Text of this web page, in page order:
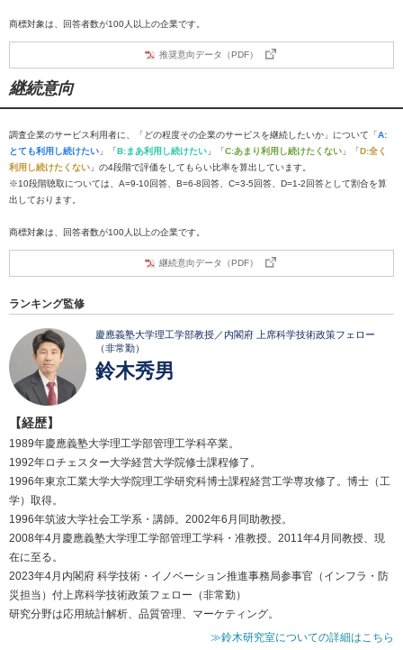
商標対象は、回答者数が100人以上の企業です。
推奨意向データ（PDF）
継続意向
調査企業のサービス利用者に、「どの程度その企業のサービスを継続したいか」について「A:
とても利用し続けたい 」「B:まあ利用し続けたい 」「C:あまり利用し続けたくない 」「D:全く
利用し続けたくない 」の4段階で評価をしてもらい比率を算出しています。
※10段階聴取については、A=9-10回答、B=6-8回答、C=3-5回答、D=1-2回答として割合を算
出しております。
商標対象は、回答者数が100人以上の企業です。
継続意向データ（PDF）
ランキング監修
慶應義塾大学理工学部教授／内閣府 上席科学技術政策フェロー
（非常勤）
鈴木秀男
【経歴】
1989年慶應義塾大学理工学部管理工学科卒業。
1992年ロチェスター大学経営大学院修士課程修了。
1996年東京工業大学大学院理工学研究科博士課程経営工学専攻修了。博士（工
学）取得。
1996年筑波大学社会工学系・講師。2002年6月同助教授。
2008年4月慶應義塾大学理工学部管理工学科・准教授。2011年4月同教授、現
在に至る。
2023年4月内閣府 科学技術・イノベーション推進事務局参事官（インフラ・防
災担当）付上席科学技術政策フェロー（非常勤）
研究分野は応用統計解析、品質管理、マーケティング。
≫鈴木研究室についての詳細はこちら